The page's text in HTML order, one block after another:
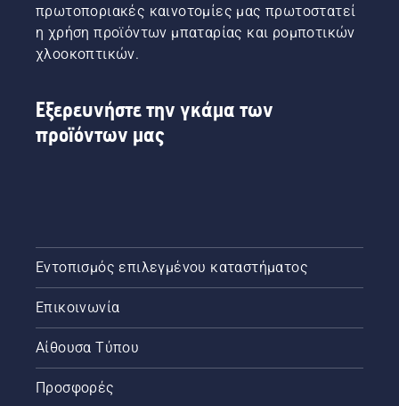
πρωτοποριακές καινοτομίες μας πρωτοστατεί
η χρήση προϊόντων μπαταρίας και ρομποτικών
χλοοκοπτικών.
Εξερευνήστε την γκάμα των
προϊόντων μας
Εντοπισμός επιλεγμένου καταστήματος
Επικοινωνία
Αίθουσα Τύπου
Προσφορές